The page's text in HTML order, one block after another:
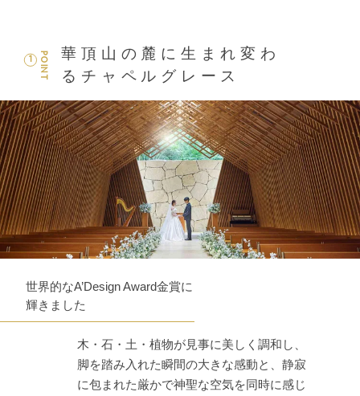
POINT
1
華頂山の麓に生まれ変わ
るチャペルグレース
世界的なA’Design Award金賞に
輝きました
木・石・土・植物が見事に美しく調和し、
脚を踏み入れた瞬間の大きな感動と、静寂
に包まれた厳かで神聖な空気を同時に感じ